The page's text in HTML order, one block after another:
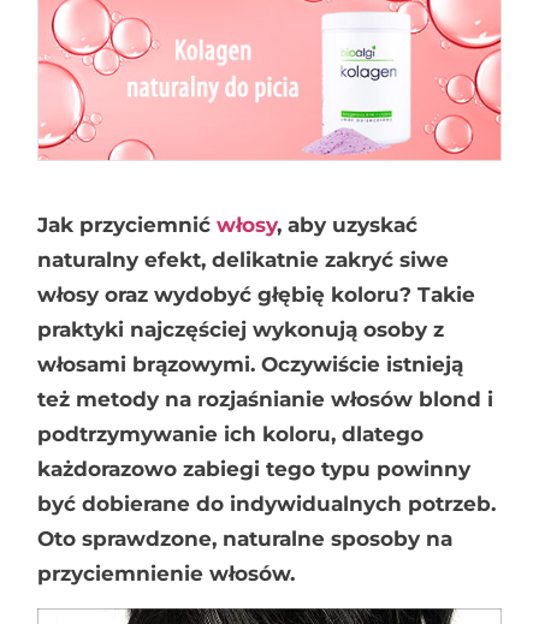
Jak przyciemnićwłosy, aby uzyskać
naturalny efekt, delikatnie zakryć siwe
włosy oraz wydobyć głębię koloru? Takie
praktyki najczęściej wykonują osoby z
włosami brązowymi. Oczywiście istnieją
też metody na rozjaśnianie włosów blond i
podtrzymywanie ich koloru, dlatego
każdorazowo zabiegi tego typu powinny
być dobierane do indywidualnych potrzeb.
Oto sprawdzone, naturalne sposoby na
przyciemnienie włosów.